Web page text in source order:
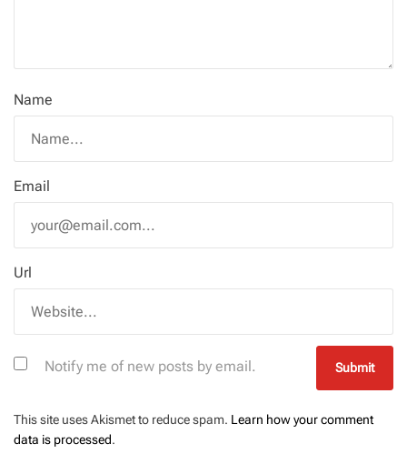
Name
Email
Url
Notify me of new posts by email.
This site uses Akismet to reduce spam. Learn how your comment
data is processed.